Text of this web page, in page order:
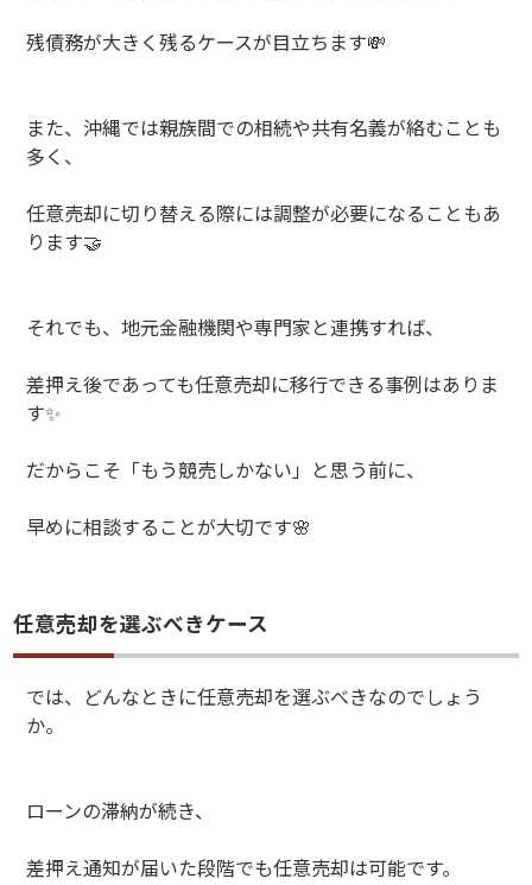
残債務が大きく残るケースが目立ちます💸
また、沖縄では親族間での相続や共有名義が絡むことも
多く、
任意売却に切り替える際には調整が必要になることもあ
ります🤝
それでも、地元金融機関や専門家と連携すれば、
差押え後であっても任意売却に移行できる事例はありま
す✨
だからこそ「もう競売しかない」と思う前に、
早めに相談することが大切です🌸
任意売却を選ぶべきケース
では、どんなときに任意売却を選ぶべきなのでしょう
か。
ローンの滞納が続き、
差押え通知が届いた段階でも任意売却は可能です。